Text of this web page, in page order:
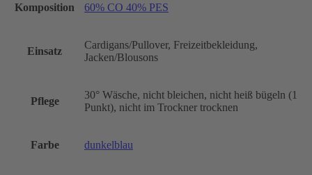
Komposition 60% CO 40% PES
Einsatz
Cardigans/Pullover, Freizeitbekleidung,
Jacken/Blousons
Pflege
30° Wäsche, nicht bleichen, nicht heiß bügeln (1
Punkt), nicht im Trockner trocknen
Farbe dunkelblau